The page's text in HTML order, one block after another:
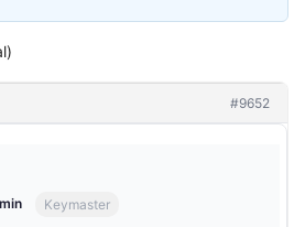
#9652
Keymaster